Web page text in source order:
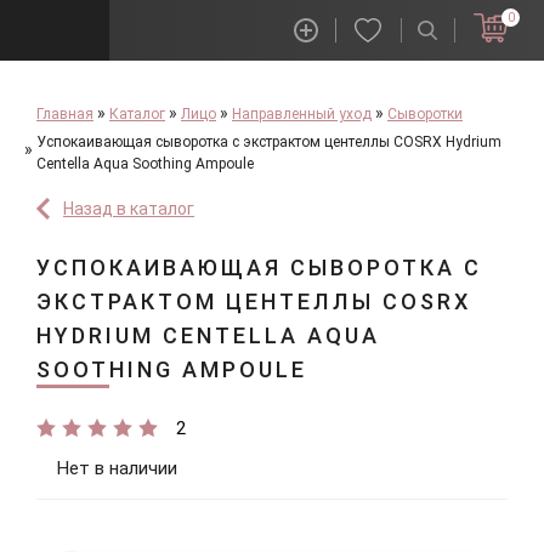
0
Главная Каталог Лицо Направленный уход
Сыворотки
Успокаивающая сыворотка с экстрактом центеллы COSRX Hydrium
Centella Aqua Soothing Ampoule
Назад в каталог
УСПОКАИВАЮЩАЯ СЫВОРОТКА С
ЭКСТРАКТОМ ЦЕНТЕЛЛЫ COSRX
HYDRIUM CENTELLA AQUA
SOOTHING AMPOULE
2
Нет в наличии